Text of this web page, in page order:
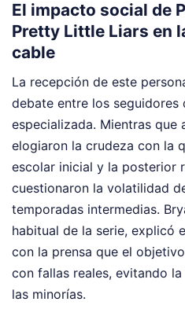
El impacto social de
Pretty Little Liars en
cable
La recepción de este
debate entre los seguidores
especializada. Mientras que
elogiaron la crudeza con la
escolar inicial y la posterior
cuestionaron la volatilidad
temporadas intermedias.
habitual de la serie, explicó
con la prensa que el
con fallas reales, evitando
las minorías.